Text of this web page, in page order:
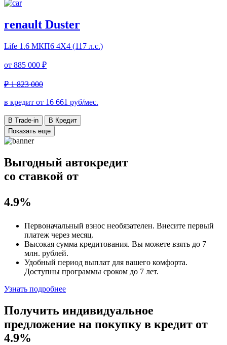
renault Duster
Life 1.6 МКП6 4Х4 (117 л.с.)
от 885 000 ₽
₽ 1 823 000
в кредит от 16 661 руб/мес.
В Trade-in
В Кредит
Показать еще
Выгодный автокредит
со ставкой от
4.9%
Первоначальный взнос необязателен. Внесите первый
платеж через месяц.
Высокая сумма кредитования. Вы можете взять до 7
млн. рублей.
Удобный период выплат для вашего комфорта.
Доступны программы сроком до 7 лет.
Узнать подробнее
Получить индивидуальное
предложение на покупку в кредит от
4.9%